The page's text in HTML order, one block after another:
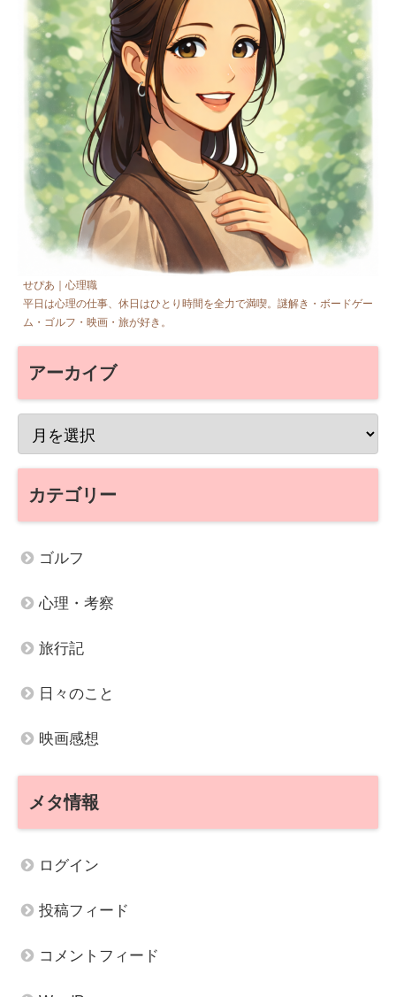
せぴあ｜心理職
平日は心理の仕事、休日はひとり時間を全力で満喫。謎解き・ボードゲー
ム・ゴルフ・映画・旅が好き。
アーカイブ
カテゴリー
ゴルフ
心理・考察
旅行記
日々のこと
映画感想
メタ情報
ログイン
投稿フィード
コメントフィード